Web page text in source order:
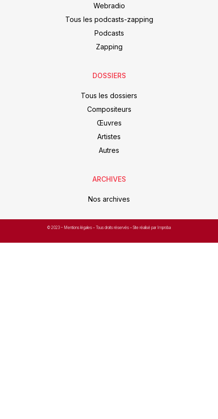
Webradio
Tous les podcasts-zapping
Podcasts
Zapping
DOSSIERS
Tous les dossiers
Compositeurs
Œuvres
Artistes
Autres
ARCHIVES
Nos archives
© 2023 – Mentions légales – Tous droits réservés – Site réalisé par Improba